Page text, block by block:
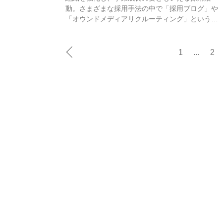
動。さまざまな採用手法の中で「採用ブログ」や
「オウンドメディアリクルーティング」という言
1 ... 2